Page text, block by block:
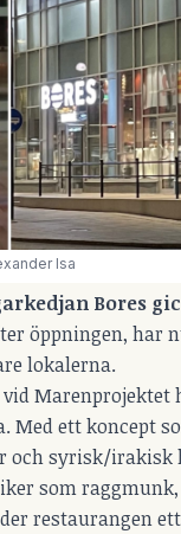
Isa
Bores
öppningen, har
lokalerna.
Marenprojektet
Med ett koncept
och syrisk/irakisk
som
restaurangen